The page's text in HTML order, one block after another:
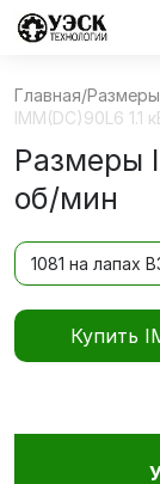
Главная/Размеры
IMM(DС)90L6 1.1
Размеры
об/мин
Купить
1081 на лапах